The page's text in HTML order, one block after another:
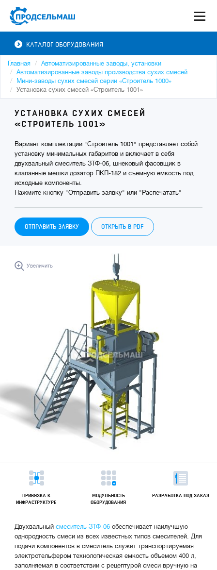
КАТАЛОГ ОБОРУДОВАНИЯ
Главная
Автоматизированные заводы, установки
Автоматизированные заводы производства сухих смесей
Мини-заводы сухих смесей серии «Строитель 1000»
Установка сухих смесей «Строитель 1001»
УСТАНОВКА СУХИХ СМЕСЕЙ
«СТРОИТЕЛЬ 1001»
Вариант комплектации "Строитель 1001" представляет собой
установку минимальных габаритов и включает в себя
двухвальный смеситель ЗТФ-06, шнековый фасовщик в
клапанные мешки дозатор ПКП-182 и съемную емкость под
исходные компоненты.
Нажмите кнопку "Отправить заявку" или "Распечатать"
ОТПРАВИТЬ ЗАЯВКУ ОТКРЫТЬ В PDF
Увеличить
ПРИВЯЗКА К
ИНФРАСТРУКТУРЕ
МОДУЛЬНОСТЬ
ОБОРУДОВАНИЯ
РАЗРАБОТКА ПОД ЗАКАЗ
Двухвальный смеситель ЗТФ-06 обеспечивает наилучшую
однородность смеси из всех известных типов смесителей. Для
подачи компонентов в смеситель служит транспортируемая
электротельфером технологическая емкость объемом 400 л,
заполняемая в соответствии с рецептурой смеси вручную на